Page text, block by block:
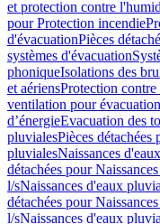
et protection contre
pour Protection incendie
d'évacuationPièces
systèmes d'évacuation
phoniqueIsolations des
et aériensProtection
ventilation pour évacuation
d’énergieEvacuation des
pluvialesPièces détachées
pluvialesNaissances
détachées pour
l/sNaissances d'eaux
détachées pour
l/sNaissances d'eaux